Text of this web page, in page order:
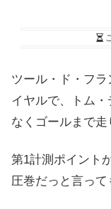
ツール・ド・フ
イヤルで、トム
なくゴールまで走
第1計測ポイント
圧巻だっと言って